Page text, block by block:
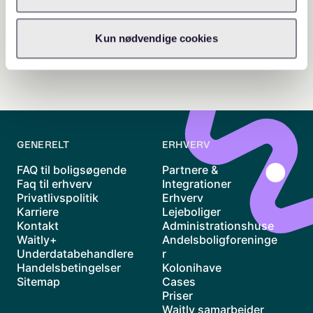
Kun nødvendige cookies
GENERELT
FAQ til boligsøgende
Faq til erhverv
Privatlivspolitik
Karriere
Kontakt
Waitly+
Underdatabehandlere
Handelsbetingelser
Sitemap
ERHVERV
Partnere &
Integrationer
Erhverv
Lejeboliger
Administrationshuse
Andelsboligforeninge
r
Kolonihave
Cases
Priser
Waitly samarbejder